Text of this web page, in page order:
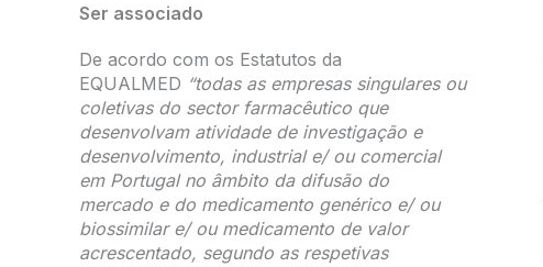
Ser associado
De acordo com os Estatutos da
EQUALMED “todas as empresas singulares ou
coletivas do sector farmacêutico que
desenvolvam atividade de investigação e
desenvolvimento, industrial e/ ou comercial
em Portugal no âmbito da difusão do
mercado e do medicamento genérico e/ ou
biossimilar e/ ou medicamento de valor
acrescentado, segundo as respetivas